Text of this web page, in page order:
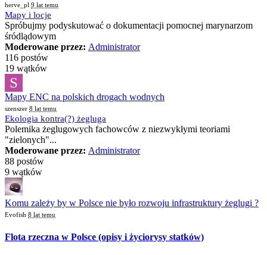
herve_pl 9 lat temu
Mapy i locje
Spróbujmy podyskutować o dokumentacji pomocnej marynarzom
śródlądowym
Moderowane przez: Administrator
116 postów
19 wątków
S
Mapy ENC na polskich drogach wodnych
szenszer 8 lat temu
Ekologia kontra(?) żegluga
Polemika żeglugowych fachowców z niezwykłymi teoriami
"zielonych"...
Moderowane przez: Administrator
88 postów
9 wątków
Komu zależy by w Polsce nie było rozwoju infrastruktury żeglugi ?
Evofish 8 lat temu
Flota rzeczna w Polsce (opisy i życiorysy statków)